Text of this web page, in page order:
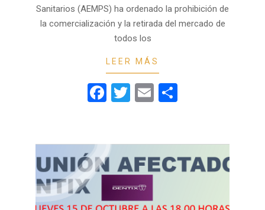
Sanitarios (AEMPS) ha ordenado la prohibición de
la comercialización y la retirada del mercado de
todos los
LEER MÁS
Facebook
Twitter
Email